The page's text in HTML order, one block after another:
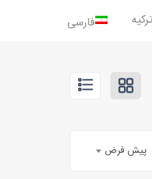
فارسی
پیش فرض